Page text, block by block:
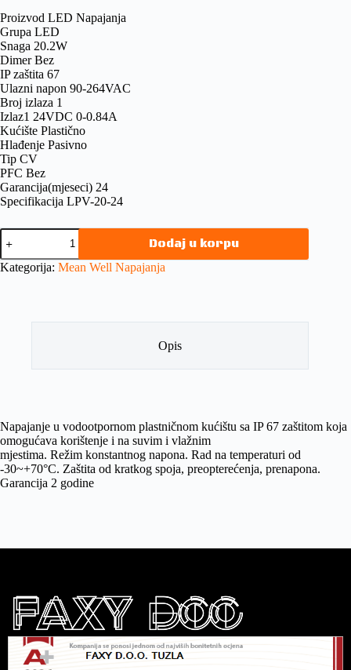
Proizvod LED Napajanja
Grupa LED
Snaga 20.2W
Dimer Bez
IP zaštita 67
Ulazni napon 90-264VAC
Broj izlaza 1
Izlaz1 24VDC 0-0.84A
Kućište Plastično
Hlađenje Pasivno
Tip CV
PFC Bez
Garancija(mjeseci) 24
Specifikacija LPV-20-24
Dodaj u korpu
Kategorija: Mean Well Napajanja
Opis
Napajanje u vodootpornom plastničnom kućištu sa IP 67 zaštitom koja
omogućava korištenje i na suvim i vlažnim
mjestima. Režim konstantnog napona. Rad na temperaturi od
-30~+70°C. Zaštita od kratkog spoja, preopterećenja, prenapona.
Garancija 2 godine